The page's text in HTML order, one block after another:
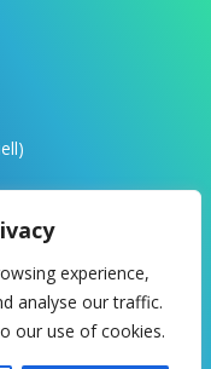
experience,
analyse our traffic.
our use of cookies.